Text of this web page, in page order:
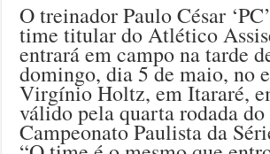
O treinador Paulo César
time titular do Atlético
entrará em campo na tarde
domingo, dia 5 de maio, no
Virgínio Holtz, em Itararé,
válido pela quarta rodada do
Campeonato Paulista da